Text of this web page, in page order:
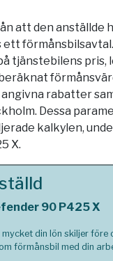
att den anställde
ett
tjänstebilens pris,
rabatter
. Dessa
kalkylen,
X.
90 P425 X
mycket din lön skiljer före
förmånsbil med din